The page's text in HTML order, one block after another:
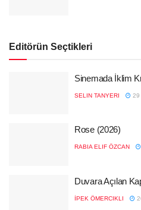
Editörün Seçtikleri
Sinemada İklim
SELIN TANYERI 29
Rose (2026)
RABIA ELIF ÖZCAN
Duvara Açılan
İPEK ÖMERCIKLI